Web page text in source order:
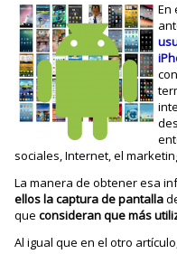
En
sociales, Internet, el
La manera de obtener esa
ellos la captura de pantalla
queconsideran que más
Al igual que en el otro